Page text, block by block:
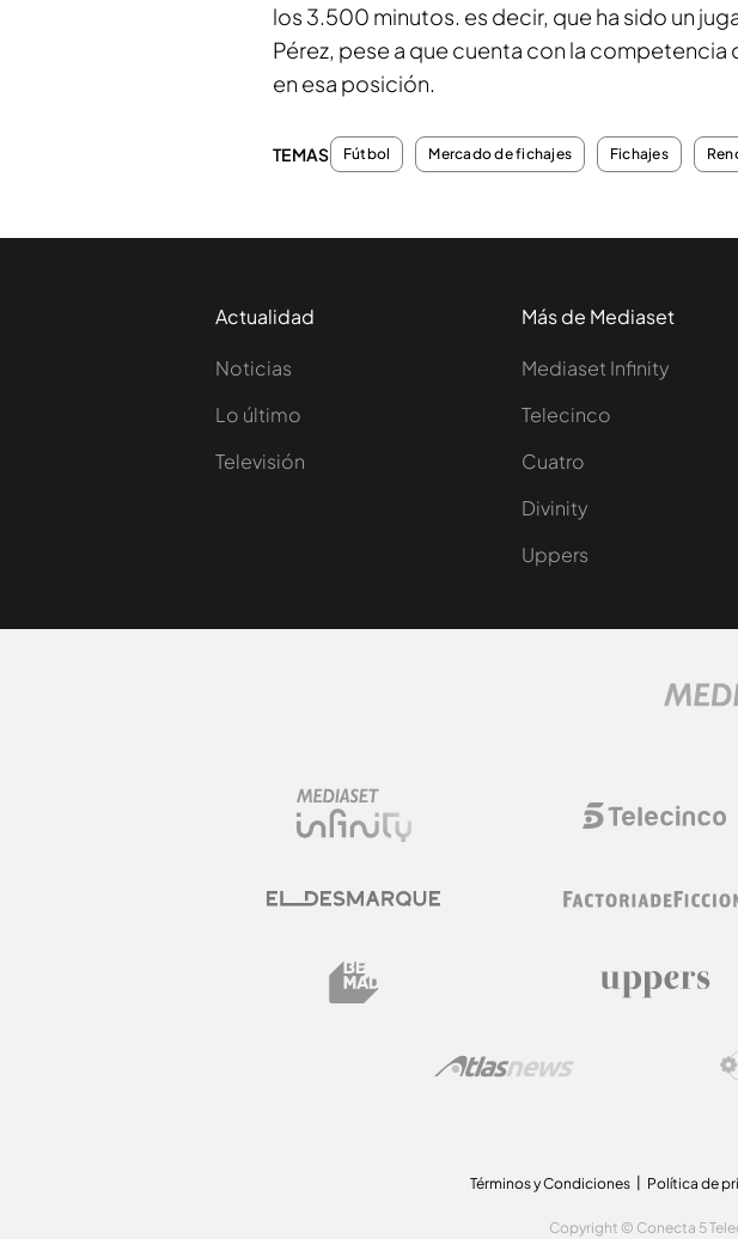
los 3.500 minutos. es decir, que ha sido un
Pérez, pese a que cuenta con la competencia
en esa posición.
TEMAS Fútbol Mercado de fichajes Fichajes
Actualidad
Noticias
Lo último
Televisión
Más de Mediaset
Mediaset Infinity
Telecinco
Cuatro
Divinity
Uppers
Términos y Condiciones Política de
Copyright © Conecta 5